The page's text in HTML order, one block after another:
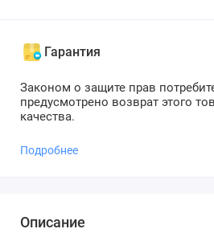
Гарантия
Законом о защите прав
предусмотрено возврат этого
качества.
Подробнее
Описание